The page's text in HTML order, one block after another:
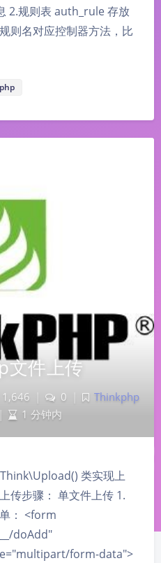
2.规则表 auth_rule 存放
则名对应控制器方法，比
件上传
1,646 0
Thinkphp
1 分钟内
类实现上
传步骤： 单文件上传 1.
： <form
doAdd"
form-data">